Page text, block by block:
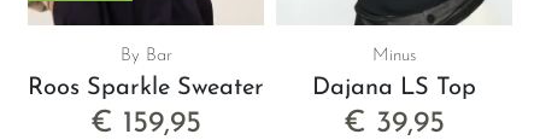
By Bar
Roos Sparkle Sweater
€ 159,95
Minus
Dajana LS Top
€ 39,95